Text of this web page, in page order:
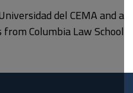
del CEMA and a
from Columbia Law School.